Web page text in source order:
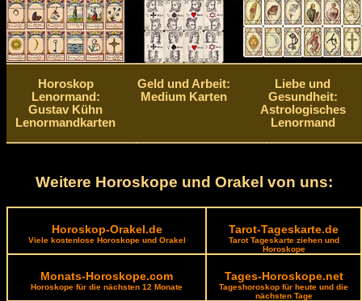
Horoskop
Lenormand:
Gustav Kühn
Lenormandkarten
Geld und Arbeit:
Medium Karten
Liebe und
Gesundheit:
Astrologisches
Lenormand
Weitere Horoskope und Orakel von uns:
Horoskop-Orakel.de
Viele kostenlose Horoskope und Orakel
Tarot-Tageskarte.de
Tarot Tageskarte ziehen und
Horoskope
Monats-Horoskope.com
Horoskope für die nächsten 12 Monate
Tages-Horoskope.net
Tageshoroskop für heute und die
nächsten Tage